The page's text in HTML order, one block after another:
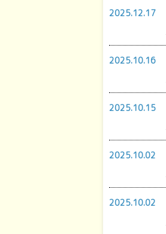
2025.12.17
2025.10.16
2025.10.15
2025.10.02
2025.10.02